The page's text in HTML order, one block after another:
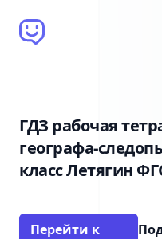
Brain Bot
ГДЗ рабочая
географа-
класс Летягин
Перейти к